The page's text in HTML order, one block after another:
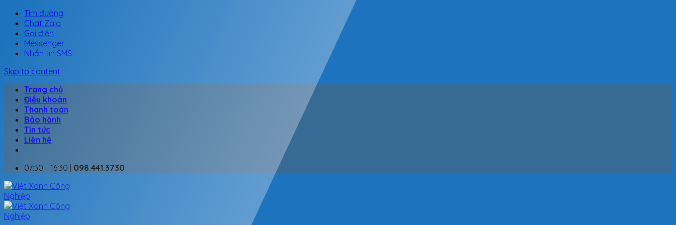
Tìm đường
Chat Zalo
Gọi điện
Messenger
Nhắn tin SMS
Skip to content
Trang chủ
Điều khoản
Thanh toán
Bảo hành
Tin tức
Liên hệ
07:30 - 16:30 | 098.441.3730